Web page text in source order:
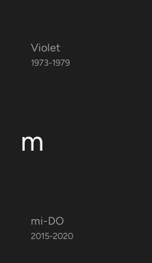
Violet
1973-1979
m
mi-DO
2015-2020